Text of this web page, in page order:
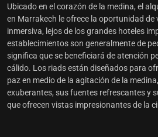
Ubicado en el corazón de la medina, el
en Marrakech le ofrece la oportunidad de
inmersiva, lejos de los grandes hoteles
establecimientos son generalmente de
significa que se beneficiará de atención
cálido. Los riads están diseñados para
paz en medio de la agitación de la
exuberantes, sus fuentes refrescantes y
que ofrecen vistas impresionantes de la